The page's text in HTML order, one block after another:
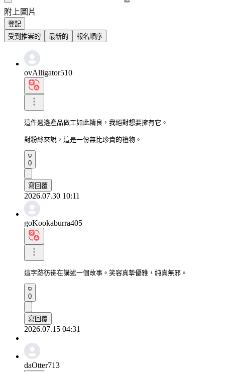
附上圖片
登記
受到推崇的
最新的 報名順序
ovAlligator510
這件週邊產品做工如此精良，我絕對想要擁有它。
對粉絲來說，這是一份無比珍貴的禮物。
0
寫回覆
2026.07.30 10:11
goKookaburra405
這字跡彷彿在講述一個故事。笑容真摯優雅，純真無邪。
0
寫回覆
2026.07.15 04:31
daOtter713